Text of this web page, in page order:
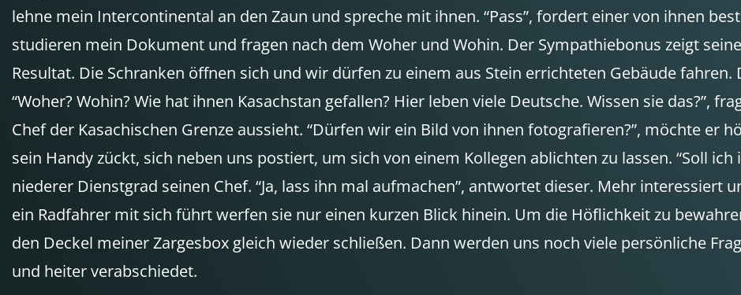
lehne mein Intercontinental an den Zaun und spreche mit ihnen. “Pass”, fordert einer von ihnen
studieren mein Dokument und fragen nach dem Woher und Wohin. Der Sympathiebonus zeigt
Resultat. Die Schranken öffnen sich und wir dürfen zu einem aus Stein errichteten Gebäude
“Woher? Wohin? Wie hat ihnen Kasachstan gefallen? Hier leben viele Deutsche. Wissen sie das?”,
Chef der Kasachischen Grenze aussieht. “Dürfen wir ein Bild von ihnen fotografieren?”, möchte er
sein Handy zückt, sich neben uns postiert, um sich von einem Kollegen ablichten zu lassen. “Soll
niederer Dienstgrad seinen Chef. “Ja, lass ihn mal aufmachen”, antwortet dieser. Mehr interessiert
ein Radfahrer mit sich führt werfen sie nur einen kurzen Blick hinein. Um die Höflichkeit zu
den Deckel meiner Zargesbox gleich wieder schließen. Dann werden uns noch viele persönliche
und heiter verabschiedet.